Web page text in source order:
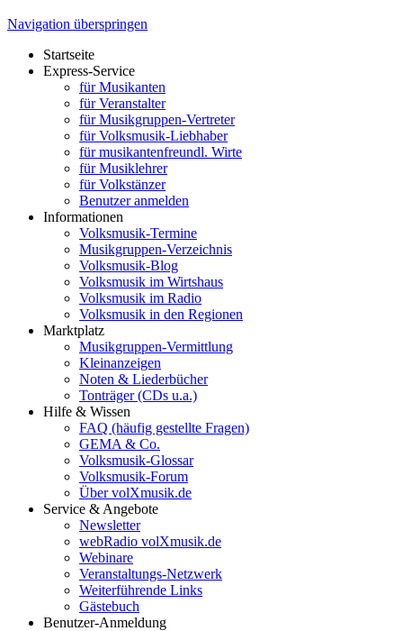
Navigation überspringen
Startseite
Express-Service
für Musikanten
für Veranstalter
für Musikgruppen-Vertreter
für Volksmusik-Liebhaber
für musikantenfreundl. Wirte
für Musiklehrer
für Volkstänzer
Benutzer anmelden
Informationen
Volksmusik-Termine
Musikgruppen-Verzeichnis
Volksmusik-Blog
Volksmusik im Wirtshaus
Volksmusik im Radio
Volksmusik in den Regionen
Marktplatz
Musikgruppen-Vermittlung
Kleinanzeigen
Noten & Liederbücher
Tonträger (CDs u.a.)
Hilfe & Wissen
FAQ (häufig gestellte Fragen)
GEMA & Co.
Volksmusik-Glossar
Volksmusik-Forum
Über volXmusik.de
Service & Angebote
Newsletter
webRadio volXmusik.de
Webinare
Veranstaltungs-Netzwerk
Weiterführende Links
Gästebuch
Benutzer-Anmeldung